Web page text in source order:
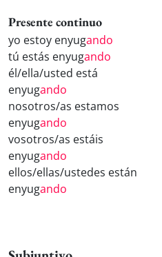
Presente continuo
yo estoy enyugando
tú estás enyugando
él/ella/usted está
enyugando
nosotros/as estamos
enyugando
vosotros/as estáis
enyugando
ellos/ellas/ustedes están
enyugando